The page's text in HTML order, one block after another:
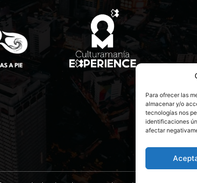
Para ofrecer las
almacenar y/o
tecnologías nos
identificaciones
afectar